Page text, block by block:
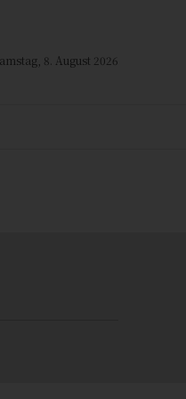
8. August 2026
Seine Funktionalität ist